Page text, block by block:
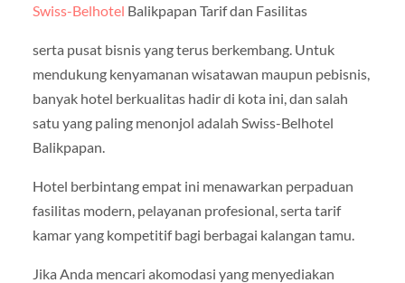
Swiss-Belhotel Balikpapan Tarif dan Fasilitas
serta pusat bisnis yang terus berkembang. Untuk
mendukung kenyamanan wisatawan maupun pebisnis,
banyak hotel berkualitas hadir di kota ini, dan salah
satu yang paling menonjol adalah Swiss-Belhotel
Balikpapan.
Hotel berbintang empat ini menawarkan perpaduan
fasilitas modern, pelayanan profesional, serta tarif
kamar yang kompetitif bagi berbagai kalangan tamu.
Jika Anda mencari akomodasi yang menyediakan